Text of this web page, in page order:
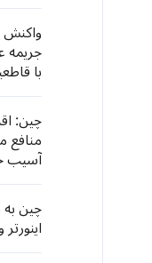
واکنش
جریمه
با
چین:
منافع
آسیب
چین